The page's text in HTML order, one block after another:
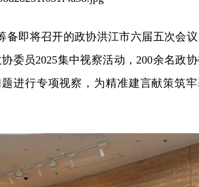
备即将召开的政协洪江市六届五次会
委员2025集中视察活动，200余名政
进行专项视察，为精准建言献策筑